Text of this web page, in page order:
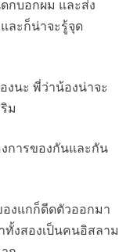
กบอกผม และส่ง
ละก็น่าจะรู้จุด
งนะ พี่ว่าน้องน่าจะ
ม
การของกันและกัน
งแกก็ดีดตัวออกมา
ทั้งสองเป็นคนอิสลาม